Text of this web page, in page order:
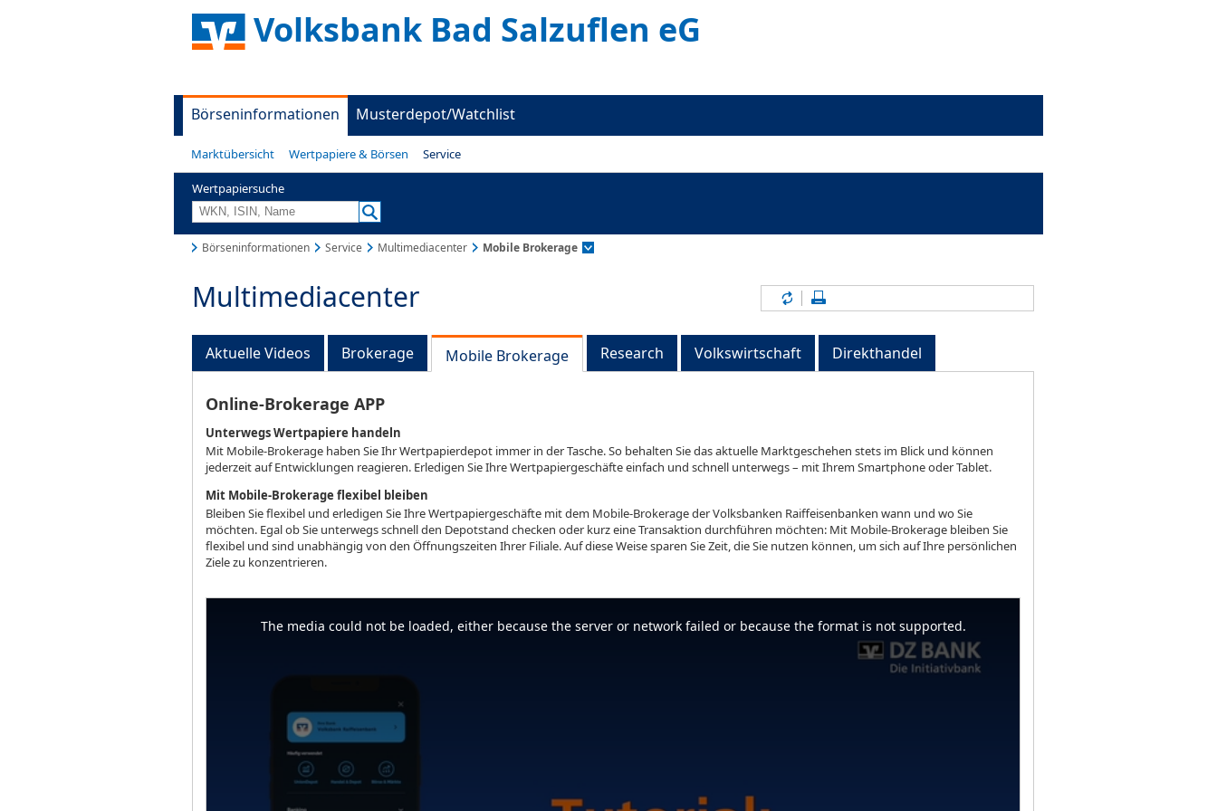
Volksbank Bad Salzuflen eG
Börseninformationen Musterdepot/Watchlist
Marktübersicht Wertpapiere & Börsen Service
Wertpapiersuche
Börseninformationen Service Multimediacenter Mobile Brokerage
Multimediacenter Inhalte aktualisieren
Aktuelle Videos Brokerage Mobile Brokerage Research Volkswirtschaft Direkthandel
Online-Brokerage APP
Unterwegs Wertpapiere handeln
Mit Mobile-Brokerage haben Sie Ihr Wertpapierdepot immer in der Tasche. So behalten Sie das aktuelle Marktgeschehen stets im Blick und können
jederzeit auf Entwicklungen reagieren. Erledigen Sie Ihre Wertpapiergeschäfte einfach und schnell unterwegs – mit Ihrem Smartphone oder Tablet.
Mit Mobile-Brokerage flexibel bleiben
Bleiben Sie flexibel und erledigen Sie Ihre Wertpapiergeschäfte mit dem Mobile-Brokerage der Volksbanken Raiffeisenbanken wann und wo Sie
möchten. Egal ob Sie unterwegs schnell den Depotstand checken oder kurz eine Transaktion durchführen möchten: Mit Mobile-Brokerage bleiben Sie
flexibel und sind unabhängig von den Öffnungszeiten Ihrer Filiale. Auf diese Weise sparen Sie Zeit, die Sie nutzen können, um sich auf Ihre persönlichen
Ziele zu konzentrieren.
The media could not be loaded, either because the server or network failed or because the format is not supported.